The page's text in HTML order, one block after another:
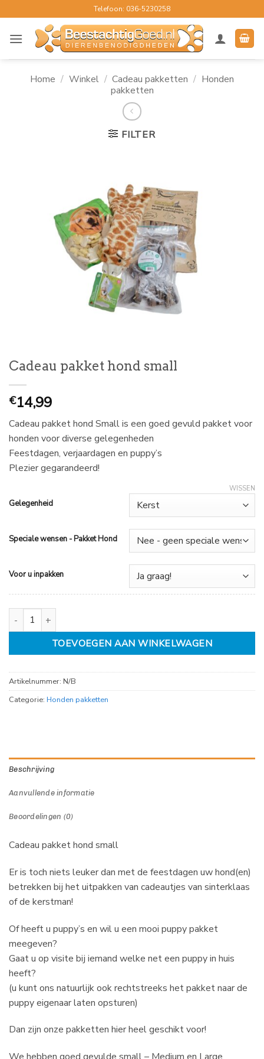
naar
inhoud
Telefoon: 036-5230258
Home / Winkel / Cadeau pakketten / Honden
pakketten
FILTER
Cadeau pakket hond small
€14,99
Cadeau pakket hond Small is een goed gevuld pakket voor
honden voor diverse gelegenheden
Feestdagen, verjaardagen en puppy’s
Plezier gegarandeerd!
Gelegenheid
Speciale wensen - Pakket Hond
Voor u inpakken
WISSEN
Cadeau pakket hond small aantal
TOEVOEGEN AAN WINKELWAGEN
Artikelnummer: N/B
Categorie: Honden pakketten
Beschrijving
Aanvullende informatie
Beoordelingen (0)
Cadeau pakket hond small
Er is toch niets leuker dan met de feestdagen uw hond(en)
betrekken bij het uitpakken van cadeautjes van sinterklaas
of de kerstman!
Of heeft u puppy’s en wil u een mooi puppy pakket
meegeven?
Gaat u op visite bij iemand welke net een puppy in huis
heeft?
(u kunt ons natuurlijk ook rechtstreeks het pakket naar de
puppy eigenaar laten opsturen)
Dan zijn onze pakketten hier heel geschikt voor!